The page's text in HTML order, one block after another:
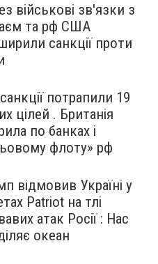
військові зв'язки з
та рф США
санкції проти
потрапили 19
цілей . Британія
по банках і
флоту» рф
відмовив Україні у
Patriot на тлі
атак Росії : Нас
океан